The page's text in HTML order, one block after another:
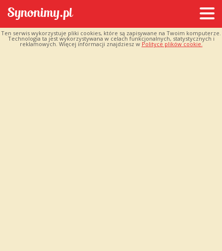
Ten serwis wykorzystuje pliki cookies, które są zapisywane na Twoim komputerze.
Technologia ta jest wykorzystywana w celach funkcjonalnych, statystycznych i
reklamowych. Więcej informacji znajdziesz w Polityce plików cookie.